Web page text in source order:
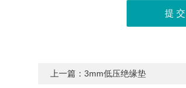
上一篇： 3mm低压绝缘垫